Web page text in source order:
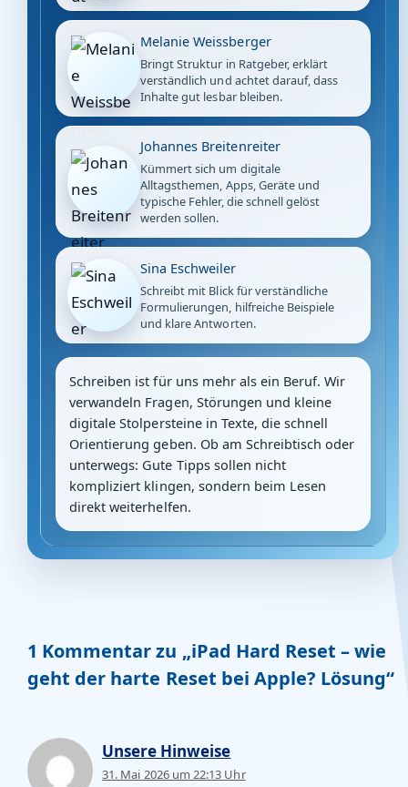
Melanie Weissberger
Bringt Struktur in Ratgeber, erklärt
verständlich und achtet darauf, dass
Inhalte gut lesbar bleiben.
Johannes Breitenreiter
Kümmert sich um digitale
Alltagsthemen, Apps, Geräte und
typische Fehler, die schnell gelöst
werden sollen.
Sina Eschweiler
Schreibt mit Blick für verständliche
Formulierungen, hilfreiche Beispiele
und klare Antworten.
Schreiben ist für uns mehr als ein Beruf. Wir
verwandeln Fragen, Störungen und kleine
digitale Stolpersteine in Texte, die schnell
Orientierung geben. Ob am Schreibtisch oder
unterwegs: Gute Tipps sollen nicht
kompliziert klingen, sondern beim Lesen
direkt weiterhelfen.
1 Kommentar zu „iPad Hard Reset – wie
geht der harte Reset bei Apple? Lösung“
Unsere Hinweise
31. Mai 2026 um 22:13 Uhr